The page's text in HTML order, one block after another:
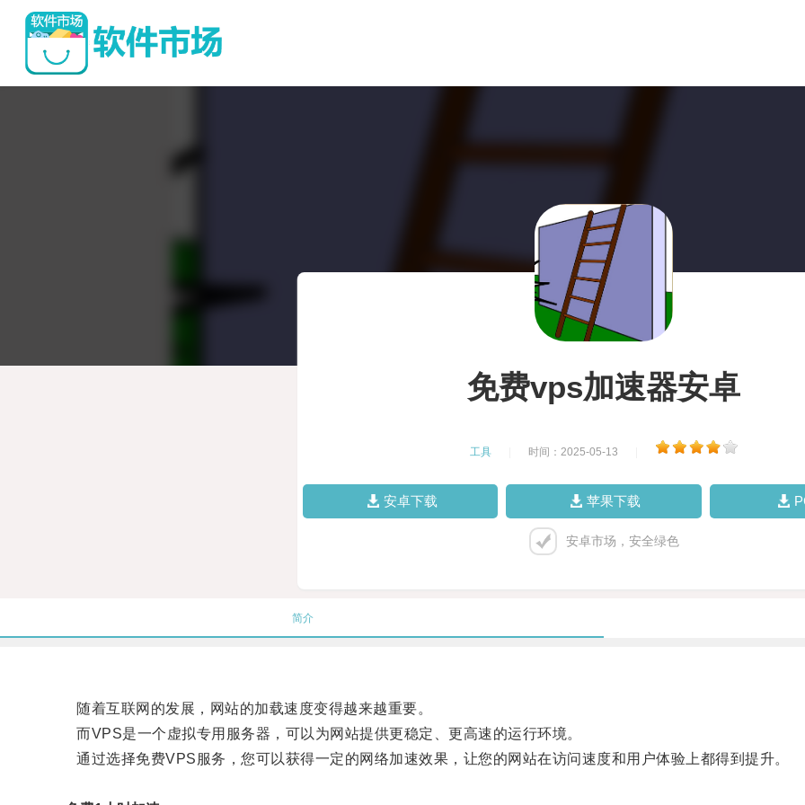
免费vps加速器安卓
工具 时间：2025-05-13
安卓下载 苹果下载
安卓市场，安全绿色
简介
随着互联网的发展，网站的加载速度变得越来越重要。
而VPS是一个虚拟专用服务器，可以为网站提供更稳定、更高速的运行环境。
通过选择免费VPS服务，您可以获得一定的网络加速效果，让您的网站在访问速度和用户体验上都得到提升。